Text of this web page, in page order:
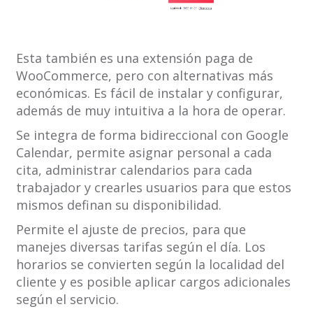
Esta también es una extensión paga de
WooCommerce, pero con alternativas más
económicas. Es fácil de instalar y configurar,
además de muy intuitiva a la hora de operar.
Se integra de forma bidireccional con Google
Calendar, permite asignar personal a cada
cita, administrar calendarios para cada
trabajador y crearles usuarios para que estos
mismos definan su disponibilidad.
Permite el ajuste de precios, para que
manejes diversas tarifas según el día. Los
horarios se convierten según la localidad del
cliente y es posible aplicar cargos adicionales
según el servicio.